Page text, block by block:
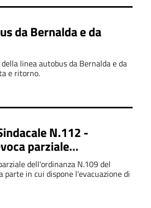
da Bernalda e da
linea autobus da Bernalda e da
e ritorno.
N.112 -
parziale
N. 109
dell'ordinanza N.109 del
in cui dispone l'evacuazione di